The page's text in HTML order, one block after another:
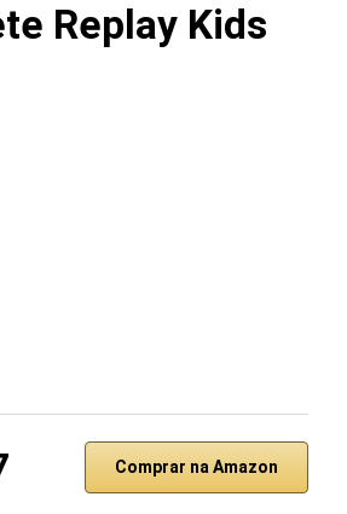
Replay Kids
Comprar na Amazon